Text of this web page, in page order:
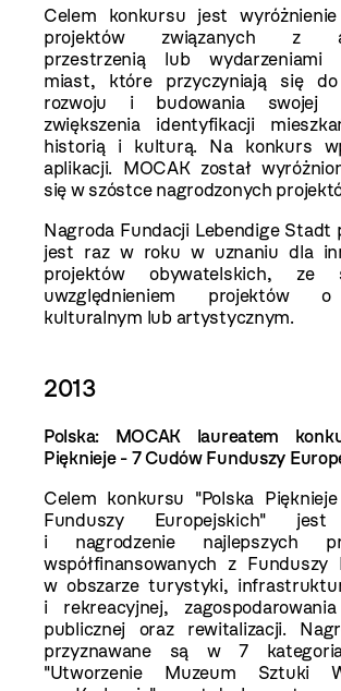
Celem konkursu jest wyróżnienie
projektów związanych z
przestrzenią lub wydarzeniami
miast, które przyczyniają się do
rozwoju i budowania swojej
zwiększenia identyfikacji
historią i kulturą. Na konkurs
aplikacji. MOCAK został
się w szóstce nagrodzonych
Nagroda Fundacji Lebendige Stadt
jest raz w roku w uznaniu dla
projektów obywatelskich, ze
uwzględnieniem projektów o
kulturalnym lub artystycznym.
2013
Polska: MOCAK laureatem
Pięknieje - 7 Cudów Funduszy
Celem konkursu "Polska
Funduszy Europejskich" jest
i nagrodzenie najlepszych
współfinansowanych z Funduszy
w obszarze turystyki,
i rekreacyjnej,
publicznej oraz rewitalizacji.
przyznawane są w 7
"Utworzenie Muzeum Sztuki